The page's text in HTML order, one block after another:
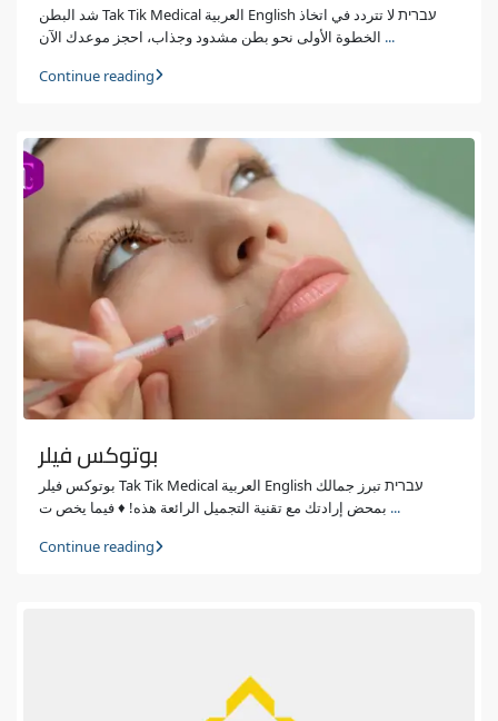
شد البطن Tak Tik Medical العربية English עברית لا تتردد في اتخاذ
...
Continue reading
بوتوكس فيلر
بوتوكس فيلر Tak Tik Medical العربية English עברית تبرز جمالك
...
Continue reading